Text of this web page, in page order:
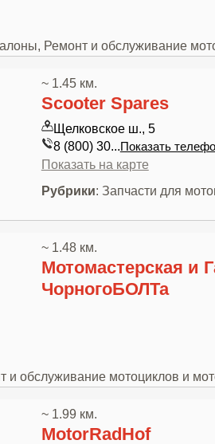
Ремонт и обслуживание
~ 1.45 км.
Scooter Spares
Щелковское ш., 5
8 (800) 30...Показать
Показать на карте
Рубрики: Запчасти для
~ 1.48 км.
Мотомастерская и
ЧорногоБОЛТа
и обслуживание мотоциклов и
~ 1.99 км.
MotorRadHof